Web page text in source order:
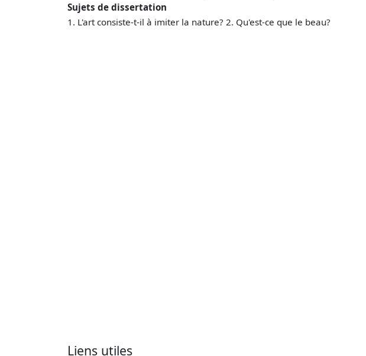
Sujets de dissertation
1. L'art consiste-t-il à imiter la nature? 2. Qu'est-ce que le beau?
Liens utiles